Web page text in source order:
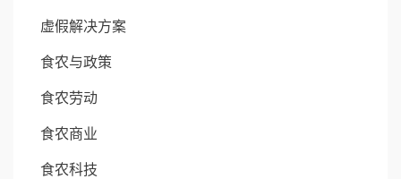
虚假解决方案
食农与政策
食农劳动
食农商业
食农科技